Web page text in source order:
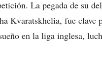
La pegada de su
Kvaratskhelia, fue clave
en la liga inglesa,